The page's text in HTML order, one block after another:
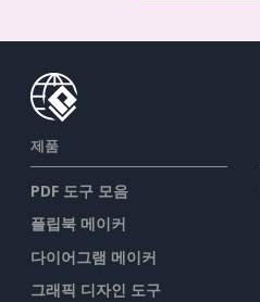
제품
PDF 도구 모음
플립북 메이커
다이어그램 메이커
그래픽 디자인 도구